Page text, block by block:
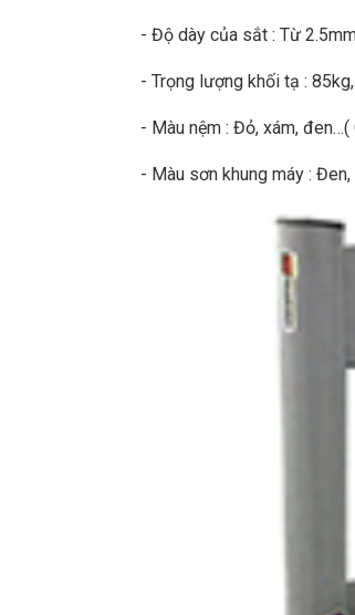
- Độ dày của sắt : Từ
- Trọng lượng khối tạ :
- Màu nệm : Đỏ, xám,
- Màu sơn khung máy :